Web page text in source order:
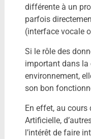
différente à un
parfois
(interface vocale
Si le rôle des
important dans la
environnement,
son bon
En effet, au cours
Artificielle,
l’intérêt de faire